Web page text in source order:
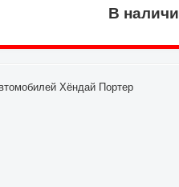
В
Хёндай Портер